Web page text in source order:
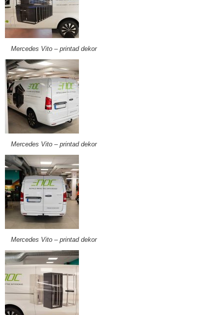
Mercedes Vito – printad dekor
Mercedes Vito – printad dekor
Mercedes Vito – printad dekor